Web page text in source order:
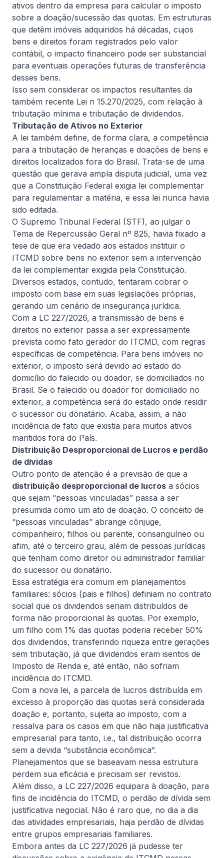
Informativa
4 de agosto, 2026 De Natale Advogados
IBS e CBS passam a ser obrigatórios
nas notas fiscais eletrônicas a partir
de agosto
Primeiros efeitos operacionais da Reforma Tributária
sobre o consumo
Ler artigo completo
Informativa
4 de agosto, 2026 De Natale Advogados
O jurídico deixou de ser centro de
custo: como transformá-lo em
gerador de resultado para as
empresas
Cenário cada vez mais complexo, com reformas e
aumento da competitividade, exige que jurídicos se
modernizem constantemente e assumam papel
estratégico nos negócios
Ler artigo completo
Informativa
4 de agosto, 2026 De Natale Advogados
Impactos do IBS e da CBS nas
locações e holdings patrimoniais
Confira os principais impactos da Reforma Tributária
no mercado imobiliário
Ler artigo completo
Anterior 1 Próximo
Com 25 anos de experiência, unimos profundidade técnica e
visão estratégica para estruturar soluções jurídicas seguras,
consistentes e alinhadas à gestão empresarial.
ativos dentro da empresa para calcular o imposto
sobre a doação/sucessão das quotas. Em estruturas
que detêm imóveis adquiridos há décadas, cujos
bens e direitos foram registrados pelo valor
contábil, o impacto financeiro pode ser substancial
para eventuais operações futuras de transferência
desses bens.
Isso sem considerar os impactos resultantes da
também recente Lei n 15.270/2025, com relação à
tributação mínima e tributação de dividendos.
Tributação de Ativos no Exterior
A lei também define, de forma clara, a competência
para a tributação de heranças e doações de bens e
direitos localizados fora do Brasil. Trata-se de uma
questão que gerava ampla disputa judicial, uma vez
que a Constituição Federal exigia lei complementar
para regulamentar a matéria, e essa lei nunca havia
sido editada.
O Supremo Tribunal Federal (STF), ao julgar o
Tema de Repercussão Geral nº 825, havia fixado a
tese de que era vedado aos estados instituir o
ITCMD sobre bens no exterior sem a intervenção
da lei complementar exigida pela Constituição.
Diversos estados, contudo, tentaram cobrar o
imposto com base em suas legislações próprias,
gerando um cenário de insegurança jurídica.
Com a LC 227/2026, a transmissão de bens e
direitos no exterior passa a ser expressamente
prevista como fato gerador do ITCMD, com regras
específicas de competência. Para bens imóveis no
exterior, o imposto será devido ao estado do
domicílio do falecido ou doador, se domiciliados no
Brasil. Se o falecido ou doador for domiciliado no
exterior, a competência será do estado onde residir
o sucessor ou donatário. Acaba, assim, a não
incidência de fato que existia para muitos ativos
mantidos fora do País.
Distribuição Desproporcional de Lucros e perdão
de dívidas
Outro ponto de atenção é a previsão de que a
distribuição desproporcional de lucros a sócios
que sejam “pessoas vinculadas” passa a ser
presumida como um ato de doação. O conceito de
“pessoas vinculadas” abrange cônjuge,
companheiro, filhos ou parente, consanguíneo ou
afim, até o terceiro grau, além de pessoas jurídicas
que tenham como diretor ou administrador familiar
do sucessor ou donatário.
Essa estratégia era comum em planejamentos
familiares: sócios (pais e filhos) definiam no contrato
social que os dividendos seriam distribuídos de
forma não proporcional às quotas. Por exemplo,
um filho com 1% das quotas poderia receber 50%
dos dividendos, transferindo riqueza entre gerações
sem tributação, já que dividendos eram isentos de
Imposto de Renda e, até então, não sofriam
incidência do ITCMD.
Com a nova lei, a parcela de lucros distribuída em
excesso à proporção das quotas será considerada
doação e, portanto, sujeita ao imposto, com a
ressalva para os casos em que não haja justificativa
empresarial para tanto, i.e., tal distribuição ocorra
sem a devida “substância econômica”.
Planejamentos que se baseavam nessa estrutura
perdem sua eficácia e precisam ser revistos.
Além disso, a LC 227/2026 equipara à doação, para
fins de incidência do ITCMD, o perdão de dívida sem
justificativa negocial. Não é raro que, no dia a dia
das atividades empresariais, haja perdão de dívidas
entre grupos empresariais familiares.
Embora antes da LC 227/2026 já pudesse ter